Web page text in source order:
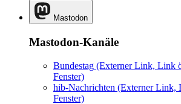
Mastodon
Mastodon-Kanäle
Bundestag (Externer Link, Link
Fenster)
hib-Nachrichten (Externer Link,
Fenster)